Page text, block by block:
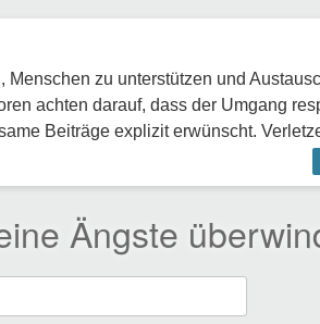
Menschen zu unterstützen und
achten darauf, dass der Umgang
Beiträge explizit erwünscht.
Ängste